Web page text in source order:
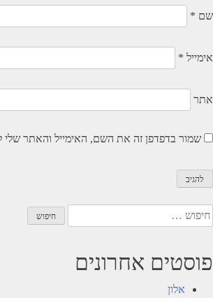
שם *
אימייל *
אתר
שמור בדפדפן זה את השם, האימייל והאתר
חיפוש:
פוסטים אחרונים
אלון